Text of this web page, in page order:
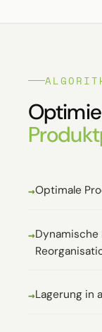
Optimale
Lagerung in